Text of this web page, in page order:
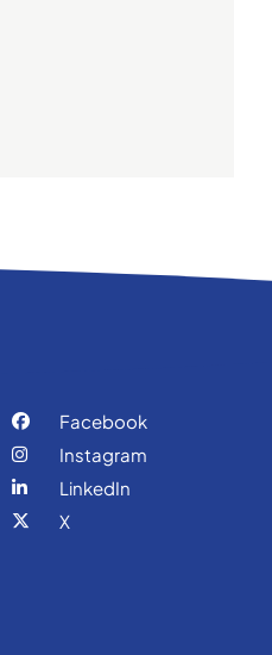
Facebook
Instagram
LinkedIn
X